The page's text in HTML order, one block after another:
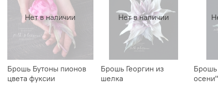
Нет в наличии
Брошь Бутоны пионов
цвета фуксии
Нет в наличии
Брошь Георгин из
шелка
Брошь
осени"